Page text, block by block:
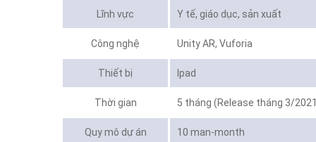
Lĩnh vực Y tế, giáo dục, sản xuất
Công nghệ Unity AR, Vuforia
Thiết bị Ipad
Thời gian 5 tháng (Release tháng 3/
Quy mô dự án 10 man-month